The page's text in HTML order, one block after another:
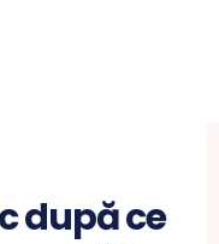
după ce